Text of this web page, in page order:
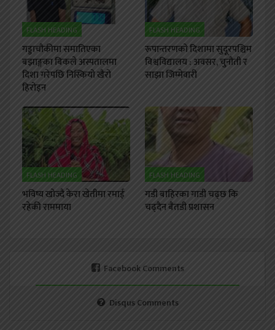
FLASH HEADING
गड्डाचौकीमा समातिएका
बझाङ्गका बिकले अस्पतालमा
दिशा गरेपछि निस्कियो खैरो
हिरोइन
FLASH HEADING
रूपान्तरणको दिशामा सुदूरपश्चिम
विश्वविद्यालय : अवसर, चुनौती र
साझा जिम्मेवारी
FLASH HEADING
भविष्य खोज्दै केरा खेतीमा रमाई
रहेकी राममाया
FLASH HEADING
गडी बाहिरका गाडी चढ्छ कि
चढ्दैन बैतडी प्रशासन
Facebook Comments
Disqus Comments